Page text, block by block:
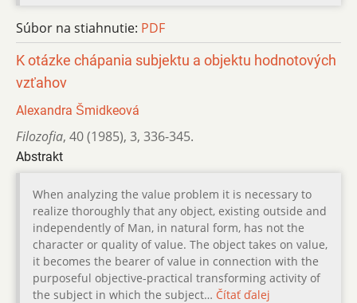
Súbor na stiahnutie: PDF
K otázke chápania subjektu a objektu hodnotových
vzťahov
Alexandra Šmidkeová
Filozofia, 40 (1985), 3, 336-345.
Abstrakt
When analyzing the value problem it is necessary to
realize thoroughly that any object, existing outside and
independently of Man, in natural form, has not the
character or quality of value. The object takes on value,
it becomes the bearer of value in connection with the
purposeful objective-practical transforming activity of
the subject in which the subject… Čítať ďalej